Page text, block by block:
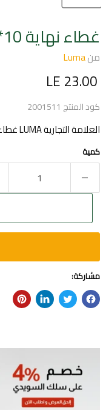
غطاء نهاية 10*19End cap for10*19
منLuma
السعر الحالي
LE 23.00
كود المنتج 2001511
العلامة التجارية LUMA غطاء نهاية لشريط الليد مقاس 10 ميللى
كمية
مشاركة: